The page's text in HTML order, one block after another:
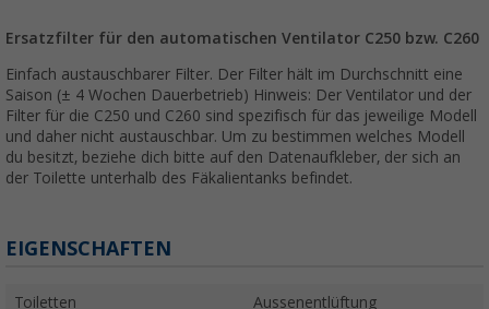
Ersatzfilter für den automatischen Ventilator C250 bzw. C260
Einfach austauschbarer Filter. Der Filter hält im Durchschnitt eine
Saison (± 4 Wochen Dauerbetrieb) Hinweis: Der Ventilator und der
Filter für die C250 und C260 sind spezifisch für das jeweilige Modell
und daher nicht austauschbar. Um zu bestimmen welches Modell
du besitzt, beziehe dich bitte auf den Datenaufkleber, der sich an
der Toilette unterhalb des Fäkalientanks befindet.
EIGENSCHAFTEN
Toiletten Aussenentlüftung